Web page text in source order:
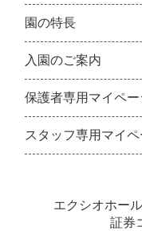
園の特長
入園のご案内
保護者専用マイペー
スタッフ専用マイペ
エクシオホー
証券